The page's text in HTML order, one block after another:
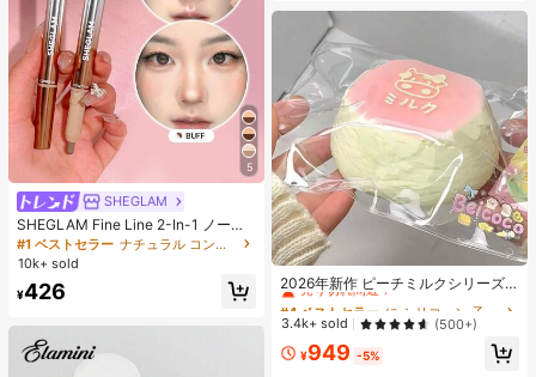
5
SHEGLAM
SHEGLAM Fine Line 2-In-1 ノーズ
コンター&ハイライトペン-Buff ノー
ズシャドウ シェーディング 女性と女
コスメメイクアップ
#1 ベストセラー
ナチュラル コントゥア＆ブロンザー
10k+ sold
¥426
2026年新作 ピーチミルクシリーズ
ハンドメイド シリコン スクイーズト
イ、スロー リバウンド ストレス解消
玩具、誕生日、休日、カップル、ク
リスマス、ゲーマー向けの理想的な
ギフト、スクイーズトイ、不安解消
#4 ベストセラー
に シリコーン 子供用フィジェットトイ
売り切れ間近！
#4 ベストセラー
売り切れ間近！
#4 ベストセラー
売り切れ間近！
#4 ベストセラー
に シリコーン 子供用フィジェットトイ
売り切れ間近！
3.4k+ sold (500+)
¥949 -5%